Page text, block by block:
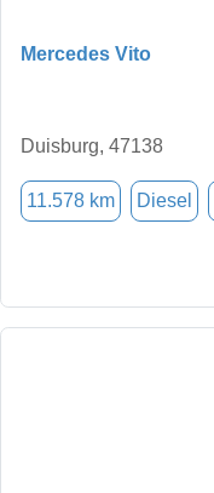
Mercedes Vito
Duisburg, 47138
11.578 km Diesel